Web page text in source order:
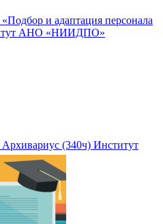
и адаптация персонала
АНО «НИИДПО»
(340ч) Институт